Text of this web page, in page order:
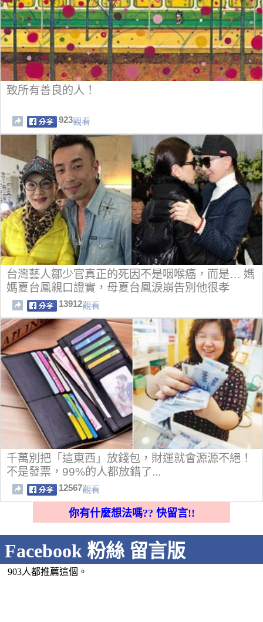
致所有善良的人！
923觀看
台灣藝人鄒少官真正的死因不是咽喉癌，而是… 媽
媽夏台鳳親口證實，母夏台鳳淚崩告別他很孝
順....！
13912觀看
千萬別把「這東西」放錢包，財運就會源源不絕！
不是發票，99%的人都放錯了...
12567觀看
你有什麼想法嗎?? 快留言!!
Facebook 粉絲 留言版
903人都推薦這個。